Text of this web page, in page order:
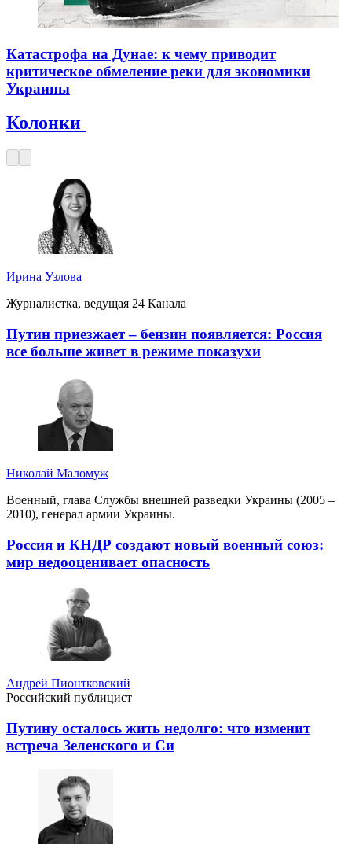
Катастрофа на Дунае: к чему приводит
критическое обмеление реки для экономики
Украины
Колонки
Ирина Узлова
Журналистка, ведущая 24 Канала
Путин приезжает – бензин появляется: Россия
все больше живет в режиме показухи
Николай Маломуж
Военный, глава Службы внешней разведки Украины (2005 –
2010), генерал армии Украины.
Россия и КНДР создают новый военный союз:
мир недооценивает опасность
Андрей Пионтковский
Российский публицист
Путину осталось жить недолго: что изменит
встреча Зеленского и Си